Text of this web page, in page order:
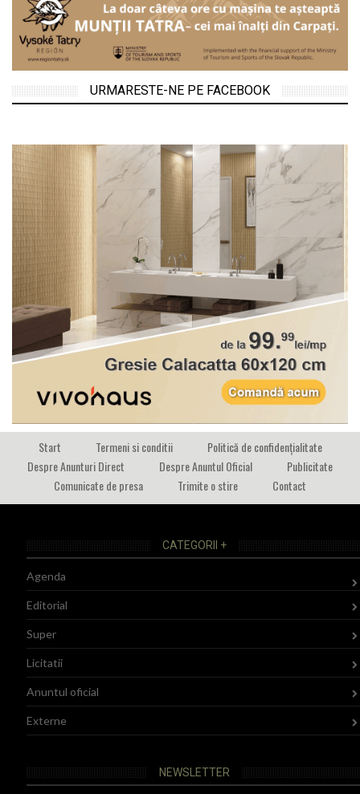
URMARESTE-NE PE FACEBOOK
Start Termeni si conditii
Politică de confidențialitate
Despre Anunturi Direct
Despre Anuntul Oficial
Publicitate
Comunicate de presa
Trimite o stire Contact
CATEGORII +
Agenda
Editorial
Super
Licitatii
Anuntul oficial
Externe
NEWSLETTER